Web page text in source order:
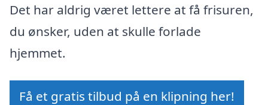
Det har aldrig været lettere at få frisuren,
du ønsker, uden at skulle forlade
hjemmet.
Få et gratis tilbud på en klipning her!